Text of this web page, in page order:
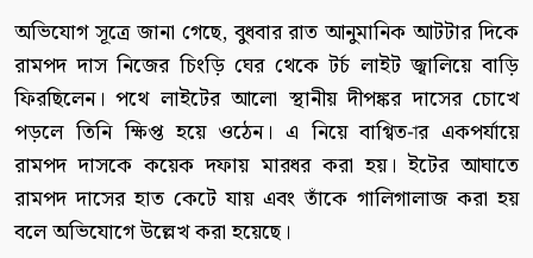
অভিযোগ সূত্রে জানা গেছে, বুধবার রাত আনুমানিক আটটার দিকে
রামপদ দাস নিজের চিংড়ি ঘের থেকে টর্চ লাইট জ্বালিয়ে বাড়ি
ফিরছিলেন। পথে লাইটের আলো স্থানীয় দীপঙ্কর দাসের চোখে
পড়লে তিনি ক্ষিপ্ত হয়ে ওঠেন। এ নিয়ে বাগ্বিত-ার একপর্যায়ে
রামপদ দাসকে কয়েক দফায় মারধর করা হয়। ইটের আঘাতে
রামপদ দাসের হাত কেটে যায় এবং তাঁকে গালিগালাজ করা হয়
বলে অভিযোগে উল্লেখ করা হয়েছে।